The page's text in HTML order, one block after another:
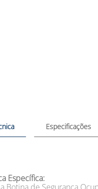
Especificações
Específica: